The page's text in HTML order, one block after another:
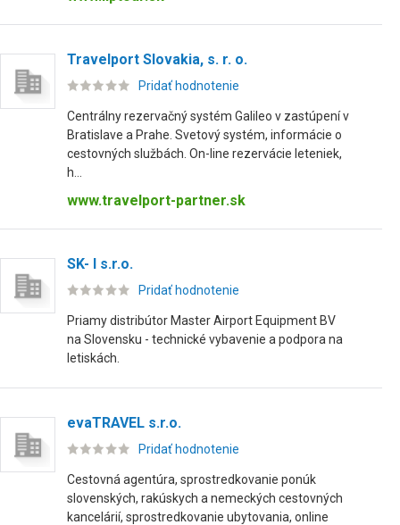
Travelport Slovakia, s. r. o.
Pridať hodnotenie
Centrálny rezervačný systém Galileo v zastúpení v
Bratislave a Prahe. Svetový systém, informácie o
cestovných službách. On-line rezervácie leteniek,
h...
www.travelport-partner.sk
SK- I s.r.o.
Pridať hodnotenie
Priamy distribútor Master Airport Equipment BV
na Slovensku - technické vybavenie a podpora na
letiskách.
evaTRAVEL s.r.o.
Pridať hodnotenie
Cestovná agentúra, sprostredkovanie ponúk
slovenských, rakúskych a nemeckých cestovných
kancelárií, sprostredkovanie ubytovania, online